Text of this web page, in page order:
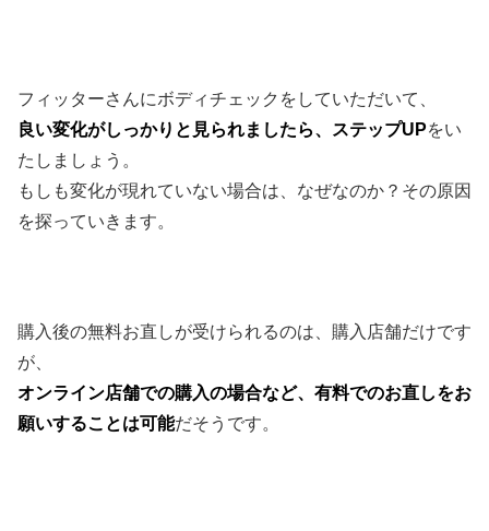
フィッターさんにボディチェックをしていただいて、
良い変化がしっかりと見られましたら、ステップUPをい
たしましょう。
もしも変化が現れていない場合は、なぜなのか？その原因
を探っていきます。
購入後の無料お直しが受けられるのは、購入店舗だけです
が、
オンライン店舗での購入の場合など、有料でのお直しをお
願いすることは可能だそうです。